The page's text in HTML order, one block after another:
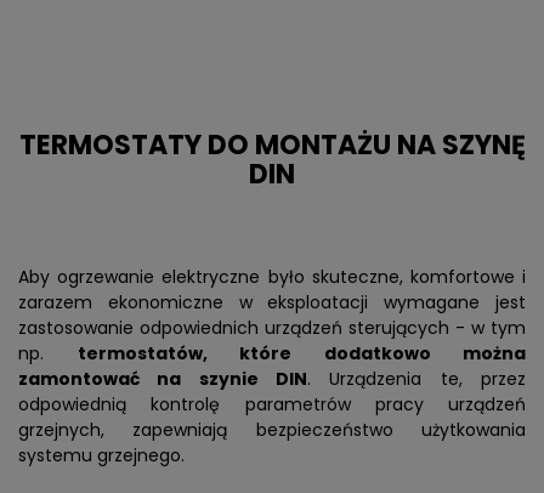
TERMOSTATY DO MONTAŻU NA SZYNĘ
DIN
Aby ogrzewanie elektryczne było skuteczne, komfortowe i
zarazem ekonomiczne w eksploatacji wymagane jest
zastosowanie odpowiednich urządzeń sterujących - w tym
np. termostatów, które dodatkowo można
zamontować na szynie DIN. Urządzenia te, przez
odpowiednią kontrolę parametrów pracy urządzeń
grzejnych, zapewniają bezpieczeństwo użytkowania
systemu grzejnego.